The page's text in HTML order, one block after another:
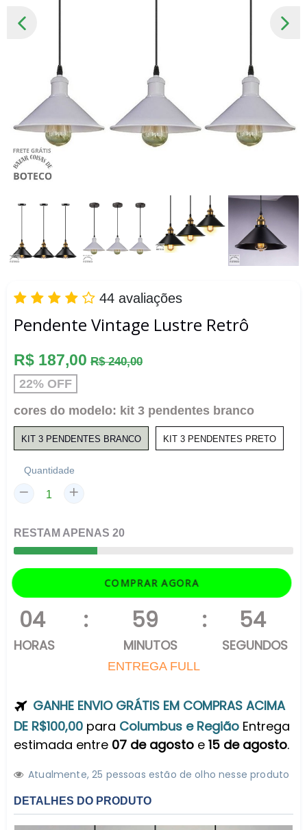
44 avaliações
Pendente Vintage Lustre Retrô
Preço
normal
R$ 187,00 R$ 240,00
22% OFF
cores do modelo: kit 3 pendentes branco
KIT 3 PENDENTES BRANCO KIT 3 PENDENTES PRETO
Quantidade
RESTAM APENAS 20
COMPRAR AGORA
04 : 59 : 52
HORAS MINUTOS SEGUNDOS
ENTREGA FULL
GANHE ENVIO GRÁTIS EM COMPRAS ACIMA
DE R$100,00 para Columbus e Região Entrega
estimada entre 07 de agosto e 15 de agosto.
Atualmente,25 pessoas estão de olho nesse produto
DETALHES DO PRODUTO